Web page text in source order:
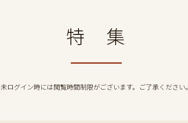
特 集
未ログイン時には閲覧時間制限がございます。ご了承ください。